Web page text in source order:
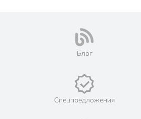
декоративный
для салата
для закусок
для мяса
Новый год
8 Марта
Блог
Спецпредложения